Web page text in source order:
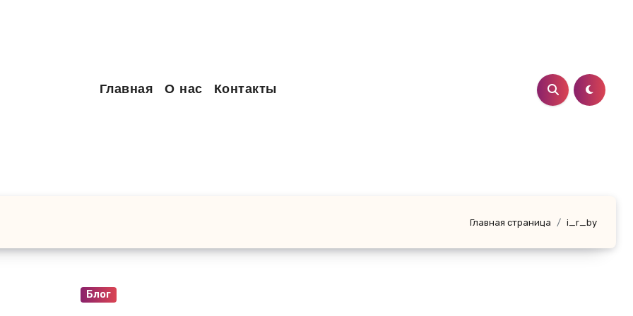
Главная О нас Контакты
Главная страница i_r_by
Блог